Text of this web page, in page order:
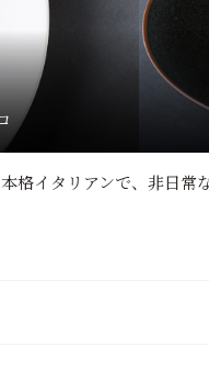
格イタリアンで、非日常